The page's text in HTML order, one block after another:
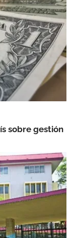
sobre gestión